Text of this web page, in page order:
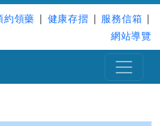
約領藥 | 健康存摺 | 服務信箱 |
網站導覽